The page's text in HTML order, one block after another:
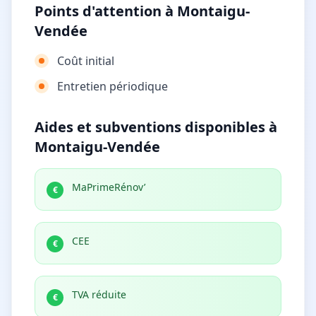
Points d'attention à Montaigu-
Vendée
Coût initial
Entretien périodique
Aides et subventions disponibles à
Montaigu-Vendée
€ MaPrimeRénov’
€ CEE
€ TVA réduite